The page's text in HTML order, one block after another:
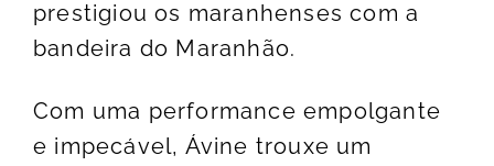
prestigiou os maranhenses com a
bandeira do Maranhão.
Com uma performance empolgante
e impecável, Ávine trouxe um